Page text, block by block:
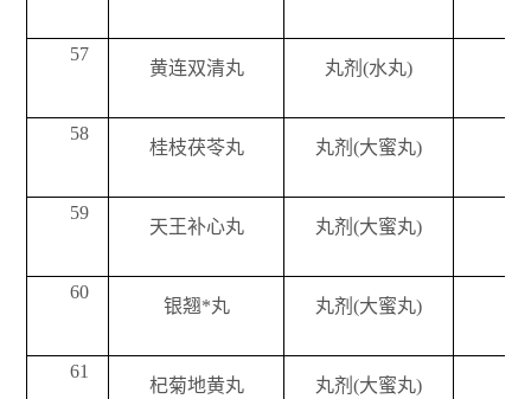
57
黄连双清丸 丸剂(水丸)
58
桂枝茯苓丸 丸剂(大蜜丸)
59
天王补心丸 丸剂(大蜜丸)
60
银翘*丸 丸剂(大蜜丸)
61
杞菊地黄丸 丸剂(大蜜丸)